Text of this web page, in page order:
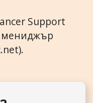
Support
мениджър
).